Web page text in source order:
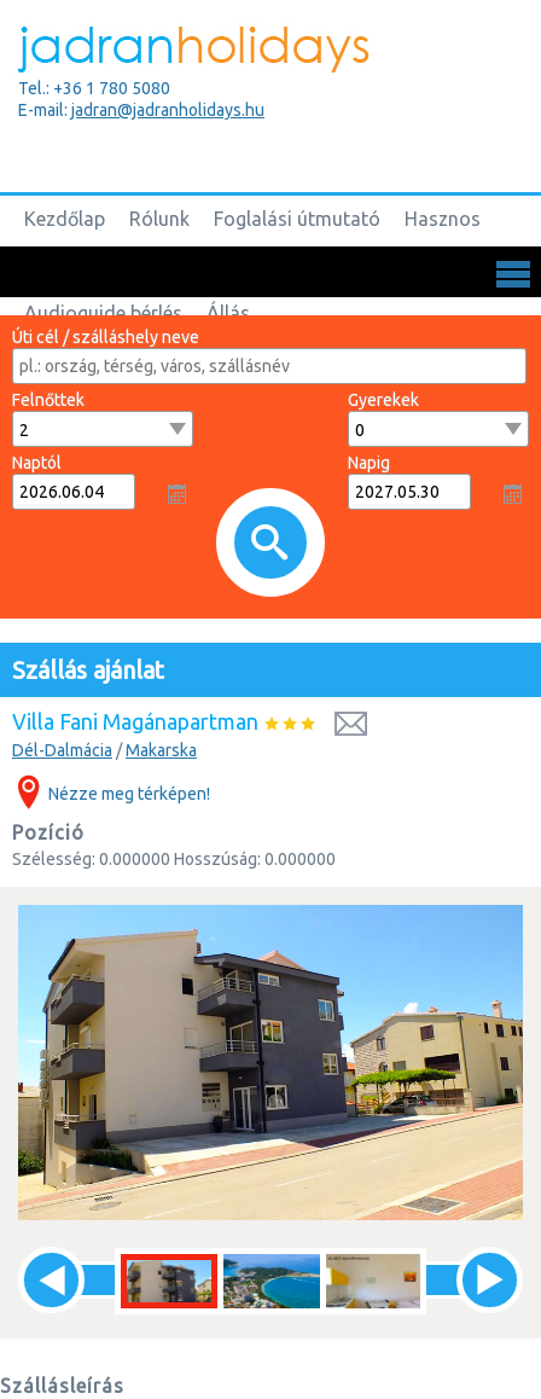
Tel.: +36 1 780 5080
E-mail: jadran@jadranholidays.hu
Kezdőlap Rólunk Foglalási útmutató Hasznos
Audioguide bérlés Állás
Úti cél / szálláshely neve
Felnőttek Gyerekek
Naptól Napig
Szállás ajánlat
Villa Fani Magánapartman
Dél-Dalmácia /Makarska
Nézze meg térképen!
Pozíció
Szélesség: 0.000000 Hosszúság: 0.000000
Szállásleírás